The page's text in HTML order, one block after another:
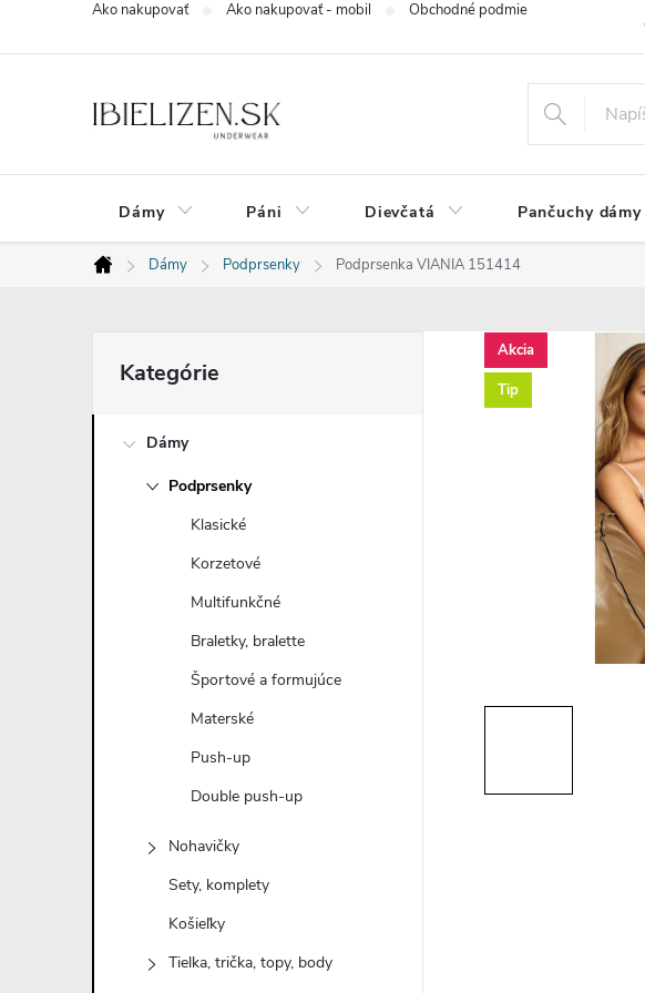
Ako nakupovať Ako nakupovať - mobil Obchodné podmienky
Dámy Páni Dievčatá Pančuchy dámy
Domov
Dámy Podprsenky Podprsenka VIANIA 151414
o
kategórie
Kategórie
Dámy
Podprsenky
Klasické
Korzetové
Multifunkčné
Braletky, bralette
Športové a formujúce
Materské
Push-up
Double push-up
Nohavičky
Sety, komplety
Košieľky
Tielka, trička, topy, body
Akcia
Tip